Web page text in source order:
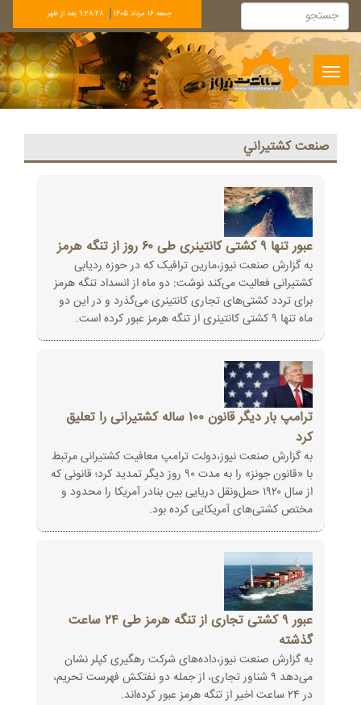
جمعه 16 مرداد 1405 9:28:28 بعد از ظهر
Toggle
navigation
صنعت كشتيراني
عبور تنها ۹ کشتی کانتینری طی ۶۰ روز از تنگه هرمز
به گزارش صنعت نیوز،مارین ترافیک که در حوزه ردیابی
کشتیرانی فعالیت می‌کند نوشت: دو ماه از انسداد تنگه هرمز
برای تردد کشتی‌های تجاری کانتینری می‌گذرد و در این دو
ماه تنها ۹ کشتی کانتینری از تنگه هرمز عبور کرده است.
ترامپ بار دیگر قانون ۱۰۰ ساله کشتیرانی را تعلیق
کرد
به گزارش صنعت نیوز،دولت ترامپ معافیت کشتیرانی مرتبط
با «قانون جونز» را به مدت ۹۰ روز دیگر تمدید کرد؛ قانونی که
از سال ۱۹۲۰ حمل‌ونقل دریایی بین بنادر آمریکا را محدود و
مختص کشتی‌های آمریکایی کرده بود.
عبور ۹ کشتی تجاری از تنگه هرمز طی ۲۴ ساعت
گذشته
به گزارش صنعت نیوز،داده‌های شرکت رهگیری کپلر نشان
می‌دهد ۹ شناور تجاری، از جمله دو نفتکش فهرست تحریم،
در ۲۴ ساعت اخیر از تنگه هرمز عبور کرده‌اند.